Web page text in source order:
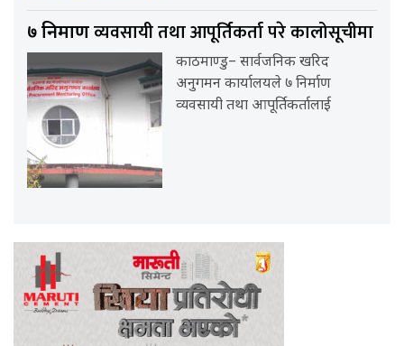
७ निर्माणव्यवसायी तथा आपूर्तिकर्ता परे कालोसूचीमा
काठमाण्डु– सार्वजनिक खरिद
अनुगमन कार्यालयले ७ निर्माण
व्यवसायी तथा आपूर्तिकर्तालाई